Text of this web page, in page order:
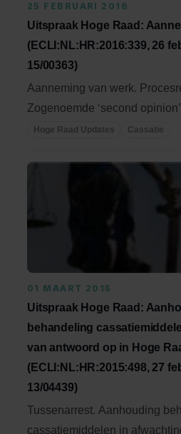
25 FEBRUARI 2016
Uitspraak Hoge Raad:
(ECLI:NL:HR:2016:339, 26
15/00363)
Aanneming van werk.
Zogenoemde ‘second
aan een daartegen ...
Hoge Raad Updates Cassatie
01 MAART 2015
Uitspraak Hoge Raad:
behandeling
van antwoord op in Hoge
(ECLI:NL:HR:2015:498, 27
13/04439)
Tussenarrest. Aanhouding
cassatiemiddelen in